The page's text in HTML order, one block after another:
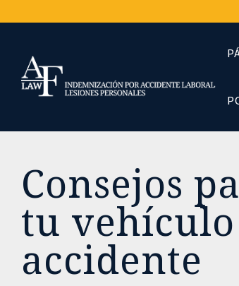
to
content.
Consejos
tu vehículo
accidente